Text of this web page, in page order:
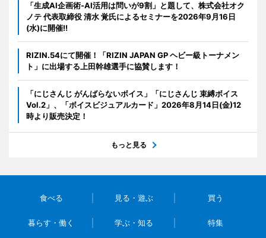
「生成AI企画術-AI活用は問いが9割」と題して、株式会社オク
ノテ 代表取締役 清水 覚氏によるセミナーを2026年9月16日
(水)に開催!!
RIZIN.54にて開催！「RIZIN JAPAN GP ヘビー級トーナメン
ト」に出場する上田幹雄選手に協賛します！
「にじさんじ がんばらないボイス」「にじさんじ 束縛ボイス
Vol.2」、「ボイスビジュアルカード」2026年8月14日(金)12
時より販売決定！
もっと見る
食べる 見る・遊ぶ 買う
暮らす・働く 学ぶ・知る 特集